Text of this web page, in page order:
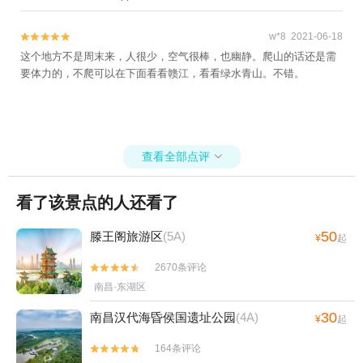

 w*8 2021-06-18
这个地方不是周末来，人很少，空气很棒，也幽静。爬山的话还是需
要体力的，不爬可以在下面看看赣江，看看绿水青山。不错。
查看全部点评 
看了该景点的人还看了
滕王阁旅游区(5A) ¥50起


2670条评论
南昌·东湖区
南昌汉代海昏侯国遗址公园(4A) ¥30起


164条评论